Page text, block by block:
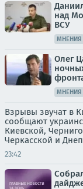
над
ВСУ
МНЕНИЯ
Олег
МНЕНИЯ
Взрывы звучат в
сообщают
Киевской,
Черкасской и
23:42